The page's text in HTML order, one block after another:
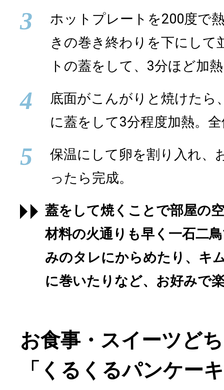
3
ホットプレートを200度で
きの巻き終わりを下にして
トの蓋をして、3分ほど加
4
底面がこんがりと焼けたら
に蓋をして3分程度加熱。
5
保温にして卵を割り入れ、
ったら完成。
蓋をして焼くことで部屋の
材料の火通りも早く一石二
みのタレにからめたり、キ
に巻いたりなど、お好みで
お食事・スイーツど
「くるくるパンケー